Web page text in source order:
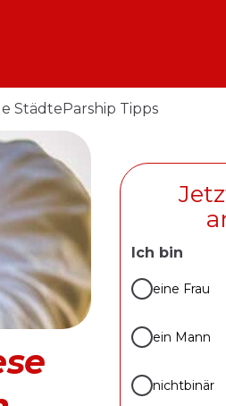
StädteParship Tipps
Ich bin
eine Frau
ein Mann
nichtbinär